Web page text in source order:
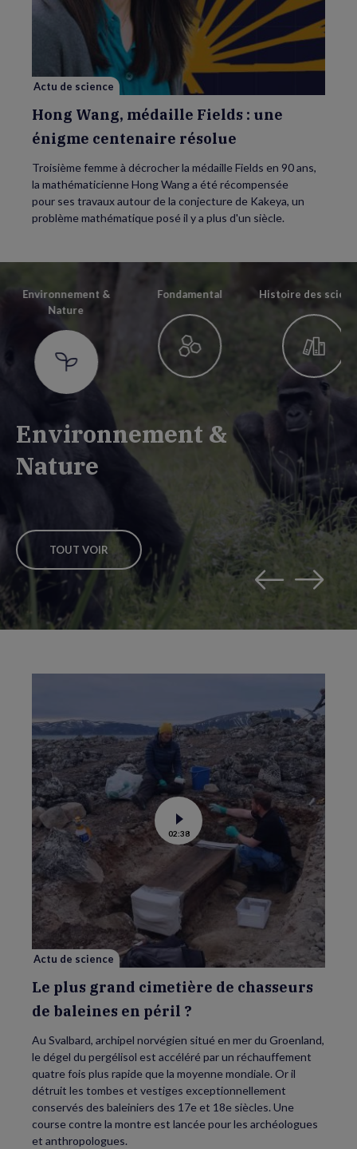
Wang,
médaille
Fields
une
énigme
centenaire
résolue
Actu de science
Hong Wang, médaille Fields : une
énigme centenaire résolue
Troisième femme à décrocher la médaille Fields en 90 ans,
la mathématicienne Hong Wang a été récompensée
pour ses travaux autour de la conjecture de Kakeya, un
problème mathématique posé il y a plus d'un siècle.
Environnement &
Nature
TOUT VOIR
Environnement &
Nature
Fondamental Histoire des
Voir
la
vidéo
grand
cimetière
chasseurs
de
baleines
en
?
02:38
Actu de science
Le plus grand cimetière de chasseurs
de baleines en péril ?
Au Svalbard, archipel norvégien situé en mer du Groenland,
le dégel du pergélisol est accéléré par un réchauffement
quatre fois plus rapide que la moyenne mondiale. Or il
détruit les tombes et vestiges exceptionnellement
conservés des baleiniers des 17e et 18e siècles. Une
course contre la montre est lancée pour les archéologues
et anthropologues.